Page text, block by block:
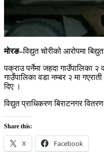
मोरङ–विद्युत चोरीको आरोपमा
पक्राउ पर्नेमा जहदा गाउँपालिका
गाउँपालिका वडा नम्बर २ मा
दिए ।
विद्युत प्राधिकरण बिराटनगर
Share this:
X Facebook